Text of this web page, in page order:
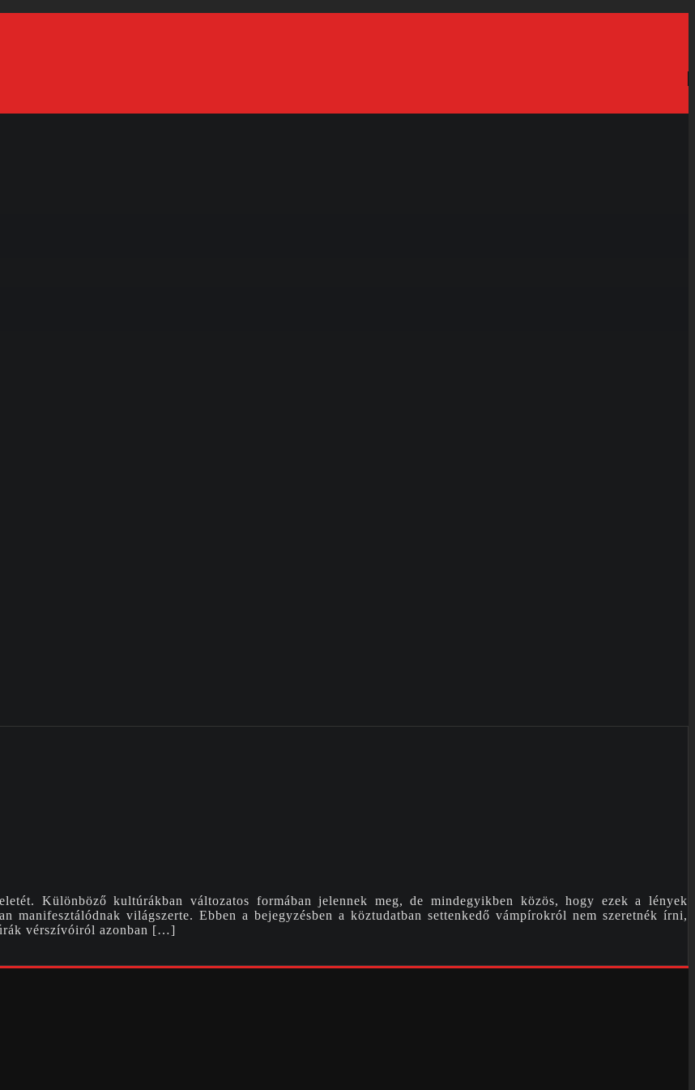
Különböző kultúrákban változatos formában jelennek meg, de mindegyikben közös, hogy ezek a lények
világszerte. Ebben a bejegyzésben a köztudatban settenkedő vámpírokról nem szeretnék írni,
vérszívóiról azonban […]